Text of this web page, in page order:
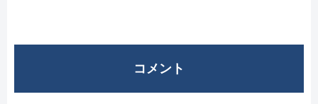
コメント